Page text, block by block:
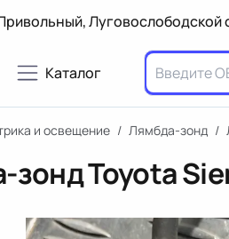
Луговослободской
Каталог
и освещение / Лямбда-зонд /
Toyota